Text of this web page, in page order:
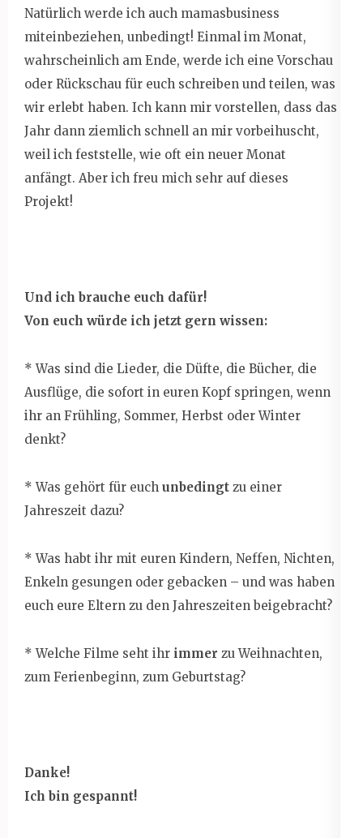
Natürlich werde ich auch mamasbusiness
miteinbeziehen, unbedingt! Einmal im Monat,
wahrscheinlich am Ende, werde ich eine Vorschau
oder Rückschau für euch schreiben und teilen, was
wir erlebt haben. Ich kann mir vorstellen, dass das
Jahr dann ziemlich schnell an mir vorbeihuscht,
weil ich feststelle, wie oft ein neuer Monat
anfängt. Aber ich freu mich sehr auf dieses
Projekt!
Und ich brauche euch dafür!
Von euch würde ich jetzt gern wissen:
* Was sind die Lieder, die Düfte, die Bücher, die
Ausflüge, die sofort in euren Kopf springen, wenn
ihr an Frühling, Sommer, Herbst oder Winter
denkt?
* Was gehört für euch unbedingt zu einer
Jahreszeit dazu?
* Was habt ihr mit euren Kindern, Neffen, Nichten,
Enkeln gesungen oder gebacken – und was haben
euch eure Eltern zu den Jahreszeiten beigebracht?
* Welche Filme seht ihr immer zu Weihnachten,
zum Ferienbeginn, zum Geburtstag?
Danke!
Ich bin gespannt!